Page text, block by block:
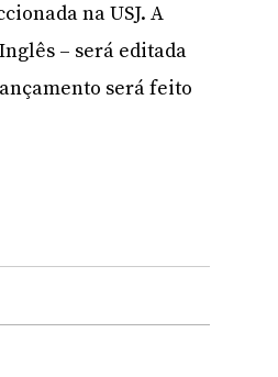
na USJ. A
– será editada
será feito